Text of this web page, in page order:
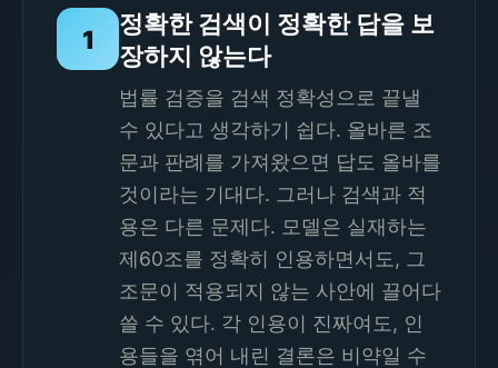
1
정확한 검색이 정확한 답을 보
장하지 않는다
법률 검증을 검색 정확성으로 끝낼
수 있다고 생각하기 쉽다. 올바른 조
문과 판례를 가져왔으면 답도 올바를
것이라는 기대다. 그러나 검색과 적
용은 다른 문제다. 모델은 실재하는
제60조를 정확히 인용하면서도, 그
조문이 적용되지 않는 사안에 끌어다
쓸 수 있다. 각 인용이 진짜여도, 인
용들을 엮어 내린 결론은 비약일 수